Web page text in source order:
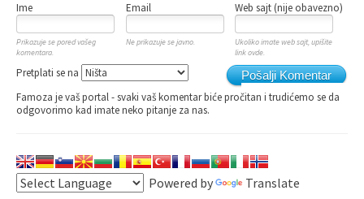
Ime Email Web sajt (nije obavezno)
Prikazuje se pored vašeg
komentara.
Ne prikazuje se javno.
Ukoliko imate web sajt, upišite
link ovde.
Pošalji Komentar
Pretplati se na
Famoza je vaš portal - svaki vaš komentar biće pročitan i trudićemo se da
odgovorimo kad imate neko pitanje za nas.
Powered by Translate